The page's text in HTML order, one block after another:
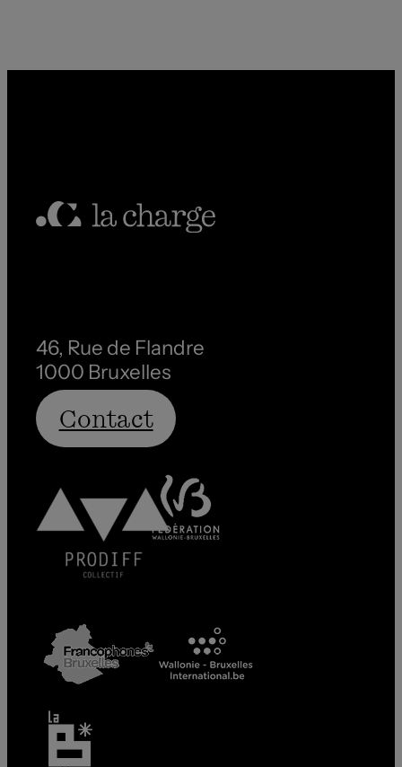
46, Rue de Flandre
1000 Bruxelles
Contact